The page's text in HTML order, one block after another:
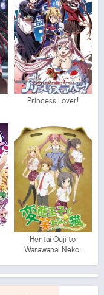
Princess Lover!
Hentai Ouji to
Warawanai Neko.